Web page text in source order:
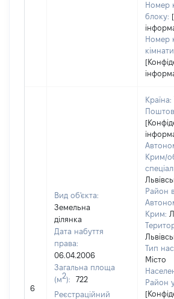
Номер
блоку:
Номер
6
Вид об'єкта:
Земельна
ділянка
Дата набуття
права:
06.04.2006
Загальна площа
(м2):
722
Реєстраційний
Країна:
Крим/
Район
Крим:
Тип
Місто
Район у